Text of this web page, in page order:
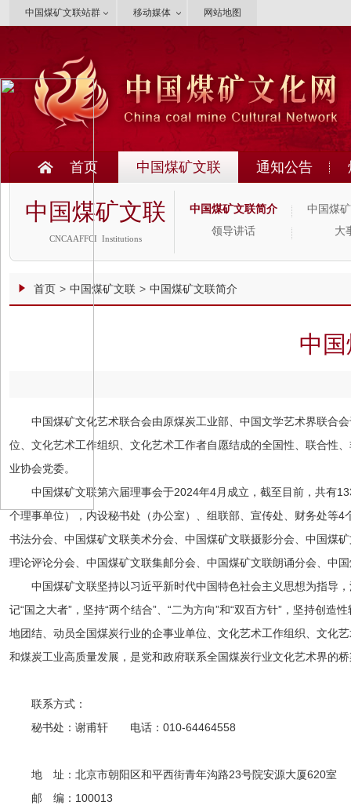
中国煤矿文联站群 移动媒体 网站地图
首页 中国煤矿文联
中国煤矿文联
CNCAAFFCI Institutions
中国煤矿文联简介
中国煤
领导讲话
大
通知公告
首页 > 中国煤矿文联 > 中国煤矿文联简介
中
中国煤矿文化艺术联合会由原煤炭工业部、中国文学艺术界联合
位、文化艺术工作组织、文化艺术工作者自愿结成的全国性、联合性
业协会党委。
中国煤矿文联第六届理事会于2024年4月成立，截至目前，共有
个理事单位），内设秘书处（办公室）、组联部、宣传处、财务处等
书法分会、中国煤矿文联美术分会、中国煤矿文联摄影分会、中国煤
理论评论分会、中国煤矿文联集邮分会、中国煤矿文联朗诵分会、 中
中国煤矿文联坚持以习近平新时代中国特色社会主义思想为指导
记“国之大者”，坚持“两个结合”、“二为方向”和“双百方针”，坚持创
地团结、动员全国煤炭行业的企事业单位、文化艺术工作组织、文化
和煤炭工业高质量发展，是党和政府联系全国煤炭行业文化艺术界的
联系方式：
秘书处：谢甫轩 电话：010-64464558
地 址：北京市朝阳区和平西街青年沟路23号院安源大厦620室
邮 编：100013